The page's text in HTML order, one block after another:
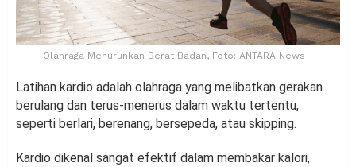
Olahraga Menurunkan Berat Badan, Foto: ANTARA News
Latihan kardio adalah olahraga yang melibatkan gerakan
berulang dan terus-menerus dalam waktu tertentu,
seperti berlari, berenang, bersepeda, atau skipping.
Kardio dikenal sangat efektif dalam membakar kalori,